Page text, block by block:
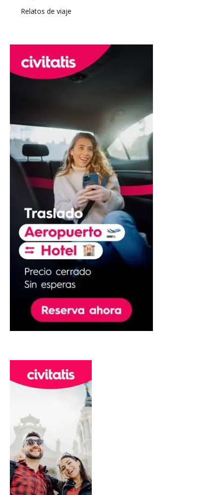
Relatos de viaje